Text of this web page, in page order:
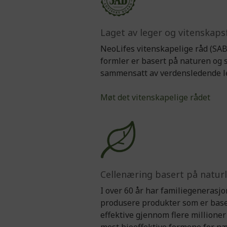
Laget av leger og
NeoLifes vitenskapelige råd
formler er basert på naturen og
sammensatt av verdensledende
Møt det vitenskapelige rådet
Cellenæring basert på
I over 60 år har
produsere produkter som er
effektive gjennom flere